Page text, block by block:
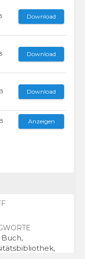
Download
Download
Download
Anzeigen
Buch,